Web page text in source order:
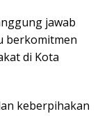
jawab
berkomitmen
di Kota
keberpihakan